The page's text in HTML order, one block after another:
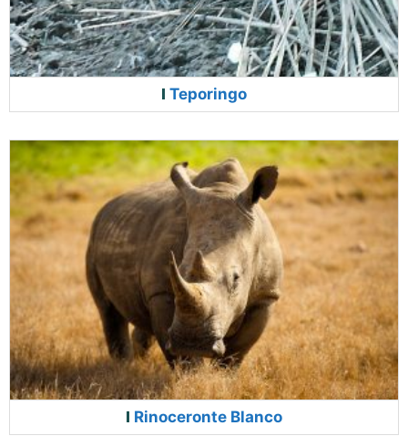
Teporingo
Rinoceronte Blanco